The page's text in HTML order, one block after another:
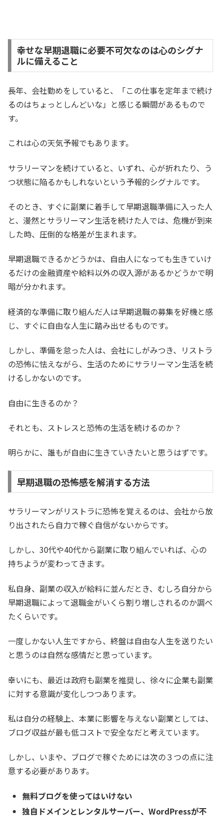
幸せな早期退職に必要不可欠なのは心のシグナ
ルに備えること
長年、会社勤めをしていると、「この仕事を定年まで続け
るのはちょっとしんどいな」と感じる瞬間があるもので
す。
これは心の天気予報でもあります。
サラリーマンを続けていると、いずれ、心が折れたり、う
つ状態に陥るかもしれないという予報的シグナルです。
そのとき、すぐに副業に着手して早期退職準備に入った人
と、漫然とサラリーマン生活を続けた人では、危機が到来
した時、圧倒的な格差が生まれます。
早期退職できるかどうかは、自由人になっても生きていけ
るだけの金融資産や給料以外の収入源があるかどうかで明
暗が分かれます。
経済的な準備に取り組んだ人は早期退職の募集を好機と感
じ、すぐに自由な人生に踏み出せるものです。
しかし、準備を怠った人は、会社にしがみつき、リストラ
の恐怖に怯えながら、生活のためにサラリーマン生活を続
けるしかないのです。
自由に生きるのか？
それとも、ストレスと恐怖の生活を続けるのか？
明らかに、誰もが自由に生きていきたいと思うはずです。
早期退職の恐怖感を解消する方法
サラリーマンがリストラに恐怖を覚えるのは、会社から放
り出されたら自力で稼ぐ自信がないからです。
しかし、30代や40代から副業に取り組んでいれば、心の
持ちようが変わってきます。
私自身、副業の収入が給料に並んだとき、むしろ自分から
早期退職によって退職金がいくら割り増しされるのか調べ
たくらいです。
一度しかない人生ですから、終盤は自由な人生を送りたい
と思うのは自然な感情だと思っています。
幸いにも、最近は政府も副業を推奨し、徐々に企業も副業
に対する意識が変化しつつあります。
私は自分の経験上、本業に影響を与えない副業としては、
ブログ収益が最も低コストで安全なだと考えています。
しかし、いまや、ブログで稼ぐためには次の３つの点に注
意する必要がありあす。
無料ブログを使ってはいけない
独自ドメインとレンタルサーバー、WordPressが不